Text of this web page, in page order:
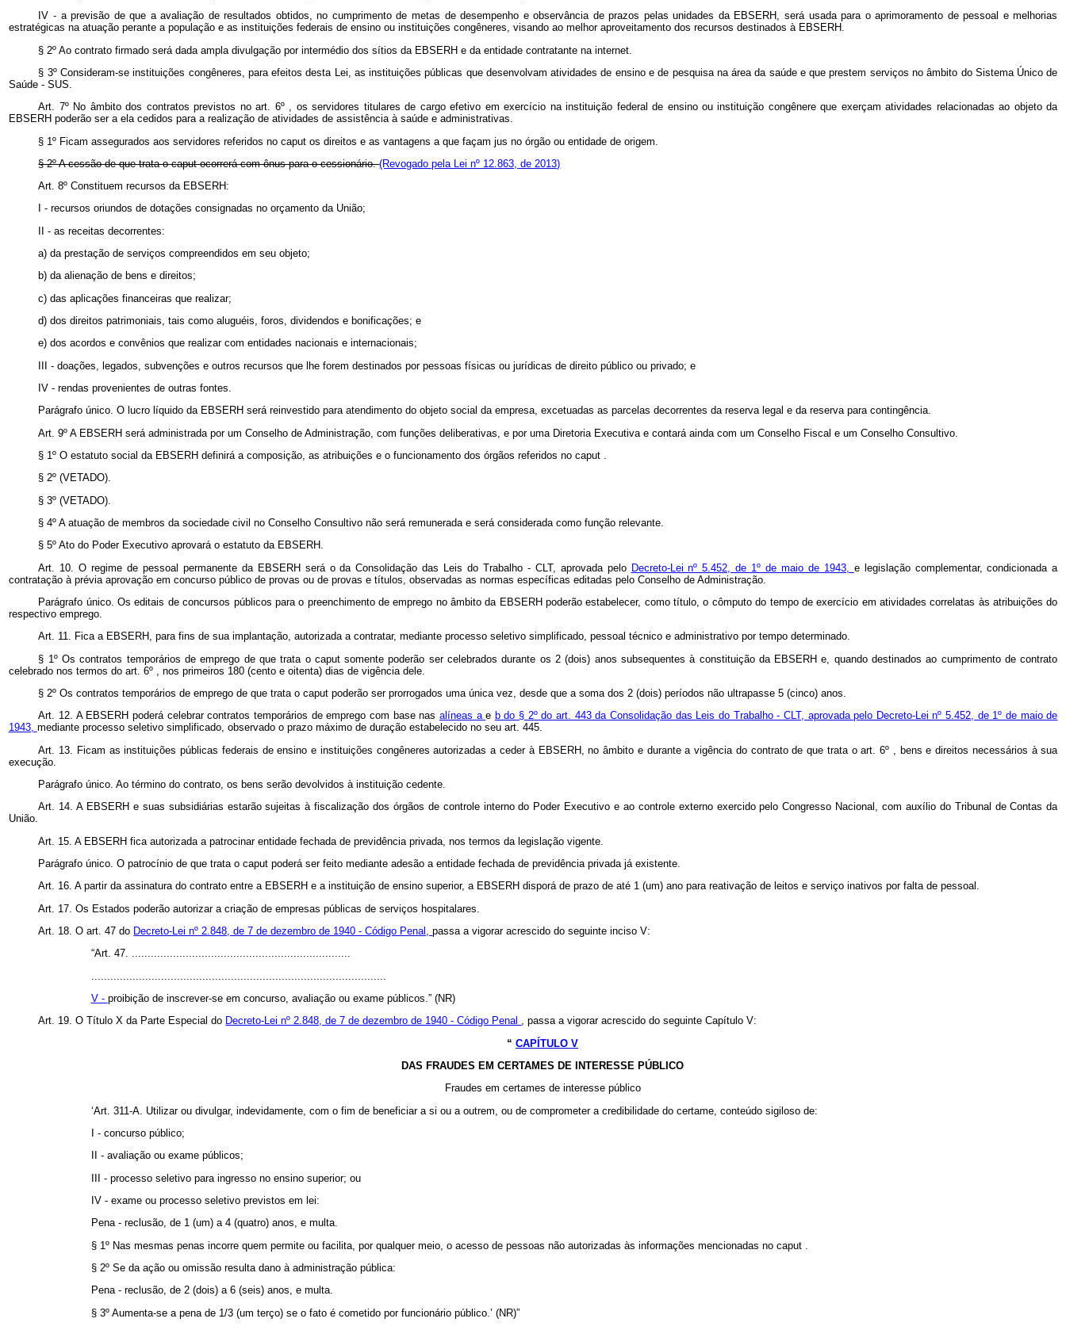
IV - a previsão de que a avaliação de resultados obtidos, no cumprimento de metas de desempenho e observância de prazos pelas unidades da EBSERH, será usada para o aprimoramento de pessoal e melhorias
estratégicas na atuação perante a população e as instituições federais de ensino ou instituições congêneres, visando ao melhor aproveitamento dos recursos destinados à EBSERH.
§ 2º Ao contrato firmado será dada ampla divulgação por intermédio dos sítios da EBSERH e da entidade contratante na internet.
§ 3º Consideram-se instituições congêneres, para efeitos desta Lei, as instituições públicas que desenvolvam atividades de ensino e de pesquisa na área da saúde e que prestem serviços no âmbito do Sistema Único de
Saúde - SUS.
Art. 7º No âmbito dos contratos previstos no art. 6º , os servidores titulares de cargo efetivo em exercício na instituição federal de ensino ou instituição congênere que exerçam atividades relacionadas ao objeto da
EBSERH poderão ser a ela cedidos para a realização de atividades de assistência à saúde e administrativas.
§ 1º Ficam assegurados aos servidores referidos nocaputos direitos e as vantagens a que façam jus no órgão ou entidade de origem.
§ 2º A cessão de que trata ocaputocorrerá com ônus para o cessionário.(Revogado pela Lei nº 12.863, de 2013)
Art. 8º Constituem recursos da EBSERH:
I - recursos oriundos de dotações consignadas no orçamento da União;
II - as receitas decorrentes:
a) da prestação de serviços compreendidos em seu objeto;
b) da alienação de bens e direitos;
c) das aplicações financeiras que realizar;
d) dos direitos patrimoniais, tais como aluguéis, foros, dividendos e bonificações; e
e) dos acordos e convênios que realizar com entidades nacionais e internacionais;
III - doações, legados, subvenções e outros recursos que lhe forem destinados por pessoas físicas ou jurídicas de direito público ou privado; e
IV - rendas provenientes de outras fontes.
Parágrafo único. O lucro líquido da EBSERH será reinvestido para atendimento do objeto social da empresa, excetuadas as parcelas decorrentes da reserva legal e da reserva para contingência.
Art. 9º A EBSERH será administrada por um Conselho de Administração, com funções deliberativas, e por uma Diretoria Executiva e contará ainda com um Conselho Fiscal e um Conselho Consultivo.
§ 1º O estatuto social da EBSERH definirá a composição, as atribuições e o funcionamento dos órgãos referidos nocaput .
§ 2º (VETADO).
§ 3º (VETADO).
§ 4º A atuação de membros da sociedade civil no Conselho Consultivo não será remunerada e será considerada como função relevante.
§ 5º Ato do Poder Executivo aprovará o estatuto da EBSERH.
Art. 10. O regime de pessoal permanente da EBSERH será o da Consolidação das Leis do Trabalho - CLT, aprovada pelo Decreto-Lei nº 5.452, de 1º de maio de 1943, e legislação complementar, condicionada a
contratação à prévia aprovação em concurso público de provas ou de provas e títulos, observadas as normas específicas editadas pelo Conselho de Administração.
Parágrafo único. Os editais de concursos públicos para o preenchimento de emprego no âmbito da EBSERH poderão estabelecer, como título, o cômputo do tempo de exercício em atividades correlatas às atribuições do
respectivo emprego.
Art. 11. Fica a EBSERH, para fins de sua implantação, autorizada a contratar, mediante processo seletivo simplificado, pessoal técnico e administrativo por tempo determinado.
§ 1º Os contratos temporários de emprego de que trata o caputsomente poderão ser celebrados durante os 2 (dois) anos subsequentes à constituição da EBSERH e, quando destinados ao cumprimento de contrato
celebrado nos termos do art. 6º , nos primeiros 180 (cento e oitenta) dias de vigência dele.
§ 2º Os contratos temporários de emprego de que trata ocaputpoderão ser prorrogados uma única vez, desde que a soma dos 2 (dois) períodos não ultrapasse 5 (cinco) anos.
Art. 12. A EBSERH poderá celebrar contratos temporários de emprego com base nas alíneas ae b do § 2º do art. 443 da Consolidação das Leis do Trabalho - CLT, aprovada pelo Decreto-Lei nº 5.452, de 1º de maio de
1943, mediante processo seletivo simplificado, observado o prazo máximo de duração estabelecido no seu art. 445.
Art. 13. Ficam as instituições públicas federais de ensino e instituições congêneres autorizadas a ceder à EBSERH, no âmbito e durante a vigência do contrato de que trata o art. 6º , bens e direitos necessários à sua
execução.
Parágrafo único. Ao término do contrato, os bens serão devolvidos à instituição cedente.
Art. 14. A EBSERH e suas subsidiárias estarão sujeitas à fiscalização dos órgãos de controle interno do Poder Executivo e ao controle externo exercido pelo Congresso Nacional, com auxílio do Tribunal de Contas da
União.
Art. 15. A EBSERH fica autorizada a patrocinar entidade fechada de previdência privada, nos termos da legislação vigente.
Parágrafo único. O patrocínio de que trata ocaputpoderá ser feito mediante adesão a entidade fechada de previdência privada já existente.
Art. 16. A partir da assinatura do contrato entre a EBSERH e a instituição de ensino superior, a EBSERH disporá de prazo de até 1 (um) ano para reativação de leitos e serviço inativos por falta de pessoal.
Art. 17. Os Estados poderão autorizar a criação de empresas públicas de serviços hospitalares.
Art. 18. O art. 47 do Decreto-Lei nº 2.848, de 7 de dezembro de 1940 - Código Penal,passa a vigorar acrescido do seguinte inciso V:
“Art. 47. .....................................................................
V - proibição de inscrever-se em concurso, avaliação ou exame públicos.” (NR)
Art. 19. O Título X da Parte Especial do Decreto-Lei nº 2.848, de 7 de dezembro de 1940 - Código Penal , passa a vigorar acrescido do seguinte Capítulo V:
“ CAPÍTULO V
DAS FRAUDES EM CERTAMES DE INTERESSE PÚBLICO
Fraudes em certames de interesse público
‘Art. 311-A. Utilizar ou divulgar, indevidamente, com o fim de beneficiar a si ou a outrem, ou de comprometer a credibilidade do certame, conteúdo sigiloso de:
I - concurso público;
II - avaliação ou exame públicos;
III - processo seletivo para ingresso no ensino superior; ou
IV - exame ou processo seletivo previstos em lei:
Pena - reclusão, de 1 (um) a 4 (quatro) anos, e multa.
§ 1º Nas mesmas penas incorre quem permite ou facilita, por qualquer meio, o acesso de pessoas não autorizadas às informações mencionadas no caput
§ 2º Se da ação ou omissão resulta dano à administração pública:
Pena - reclusão, de 2 (dois) a 6 (seis) anos, e multa.
§ 3º Aumenta-se a pena de 1/3 (um terço) se o fato é cometido por funcionário público.’ (NR)”